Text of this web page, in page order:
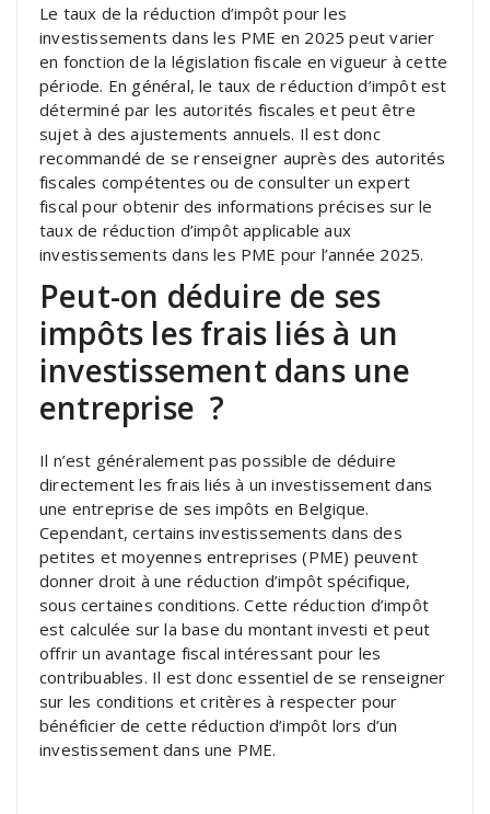
Le taux de la réduction d’impôt pour les
investissements dans les PME en 2025 peut varier
en fonction de la législation fiscale en vigueur à cette
période. En général, le taux de réduction d’impôt est
déterminé par les autorités fiscales et peut être
sujet à des ajustements annuels. Il est donc
recommandé de se renseigner auprès des autorités
fiscales compétentes ou de consulter un expert
fiscal pour obtenir des informations précises sur le
taux de réduction d’impôt applicable aux
investissements dans les PME pour l’année 2025.
Peut-on déduire de ses
impôts les frais liés à un
investissement dans une
entreprise ?
Il n’est généralement pas possible de déduire
directement les frais liés à un investissement dans
une entreprise de ses impôts en Belgique.
Cependant, certains investissements dans des
petites et moyennes entreprises (PME) peuvent
donner droit à une réduction d’impôt spécifique,
sous certaines conditions. Cette réduction d’impôt
est calculée sur la base du montant investi et peut
offrir un avantage fiscal intéressant pour les
contribuables. Il est donc essentiel de se renseigner
sur les conditions et critères à respecter pour
bénéficier de cette réduction d’impôt lors d’un
investissement dans une PME.